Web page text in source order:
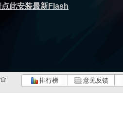
点此安装最新Flash
排行榜 意见反馈